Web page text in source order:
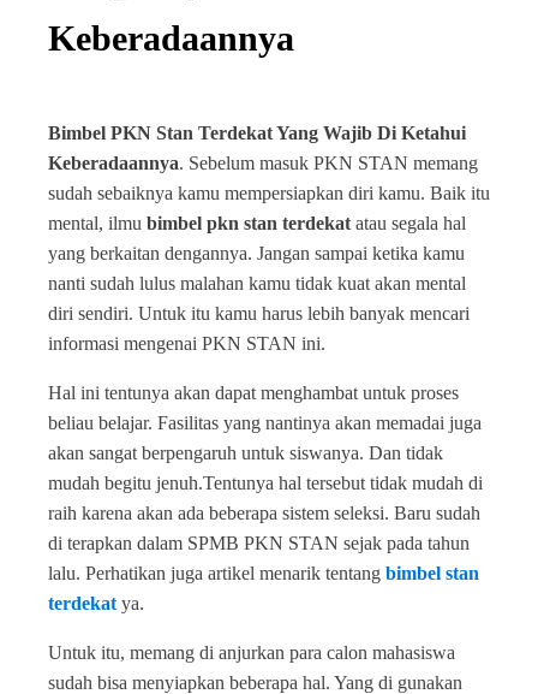
Keberadaannya
Bimbel PKN Stan Terdekat Yang Wajib Di Ketahui
Keberadaannya. Sebelum masuk PKN STAN memang
sudah sebaiknya kamu mempersiapkan diri kamu. Baik itu
mental, ilmu bimbel pkn stan terdekat atau segala hal
yang berkaitan dengannya. Jangan sampai ketika kamu
nanti sudah lulus malahan kamu tidak kuat akan mental
diri sendiri. Untuk itu kamu harus lebih banyak mencari
informasi mengenai PKN STAN ini.
Hal ini tentunya akan dapat menghambat untuk proses
beliau belajar. Fasilitas yang nantinya akan memadai juga
akan sangat berpengaruh untuk siswanya. Dan tidak
mudah begitu jenuh.Tentunya hal tersebut tidak mudah di
raih karena akan ada beberapa sistem seleksi. Baru sudah
di terapkan dalam SPMB PKN STAN sejak pada tahun
lalu. Perhatikan juga artikel menarik tentang bimbel stan
terdekat ya.
Untuk itu, memang di anjurkan para calon mahasiswa
sudah bisa menyiapkan beberapa hal. Yang di gunakan